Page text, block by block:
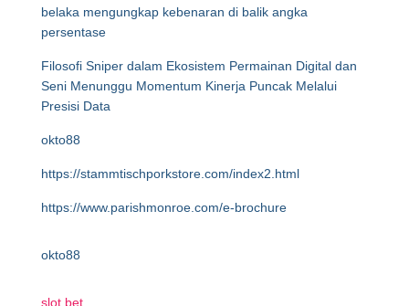
belaka mengungkap kebenaran di balik angka
persentase
Filosofi Sniper dalam Ekosistem Permainan Digital dan
Seni Menunggu Momentum Kinerja Puncak Melalui
Presisi Data
okto88
https://stammtischporkstore.com/index2.html
https://www.parishmonroe.com/e-brochure
okto88
slot bet